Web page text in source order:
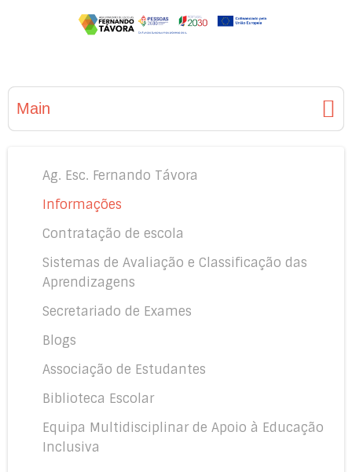
Main
Ag. Esc. Fernando Távora
Informações
Contratação de escola
Sistemas de Avaliação e Classificação das
Aprendizagens
Secretariado de Exames
Blogs
Associação de Estudantes
Biblioteca Escolar
Equipa Multidisciplinar de Apoio à Educação
Inclusiva